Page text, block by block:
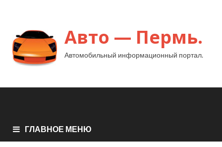
Авто — Пермь.
Автомобильный информационный портал.
ГЛАВНОЕ МЕНЮ